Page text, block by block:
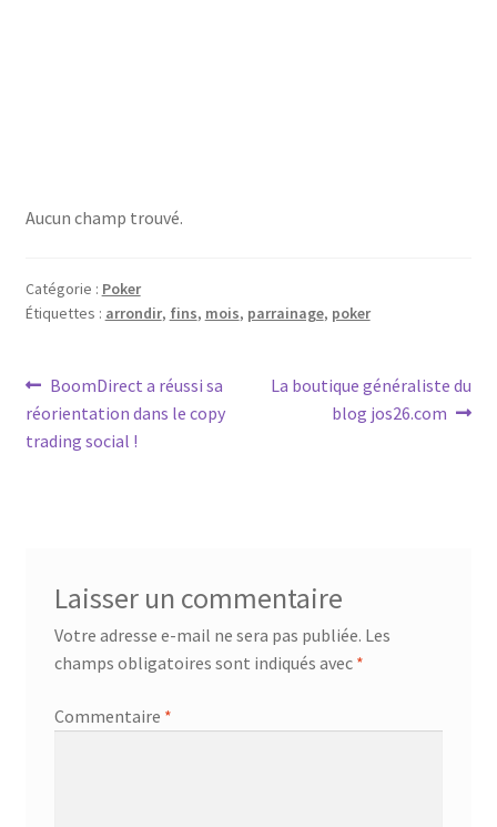
Aucun champ trouvé.
Catégorie : Poker
Étiquettes : arrondir, fins, mois, parrainage, poker
Navigation
de
Article
précédent :
BoomDirect a réussi sa
réorientation dans le copy
trading social !
Article
La boutique généraliste du
blog jos26.com
Laisser un commentaire
Votre adresse e-mail ne sera pas publiée. Les
champs obligatoires sont indiqués avec *
Commentaire *